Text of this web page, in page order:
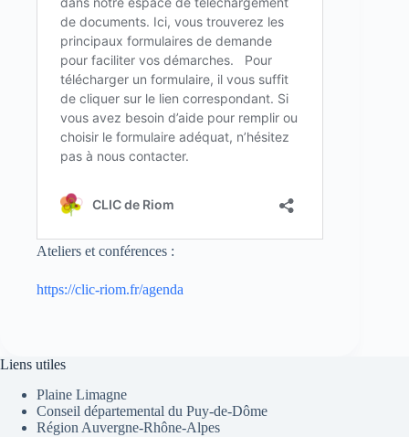
Ateliers et conférences :
https://clic-riom.fr/agenda
Liens utiles
Plaine Limagne
Conseil départemental du Puy-de-Dôme
Région Auvergne-Rhône-Alpes